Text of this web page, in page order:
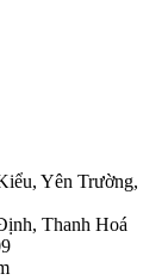
Yên Trường,
Thanh Hoá